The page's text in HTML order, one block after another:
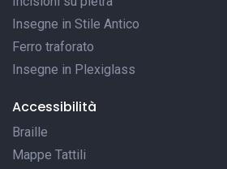
Insegne in Stile Antico
Ferro traforato
Insegne in Plexiglass
Accessibilità
Braille
Mappe Tattili